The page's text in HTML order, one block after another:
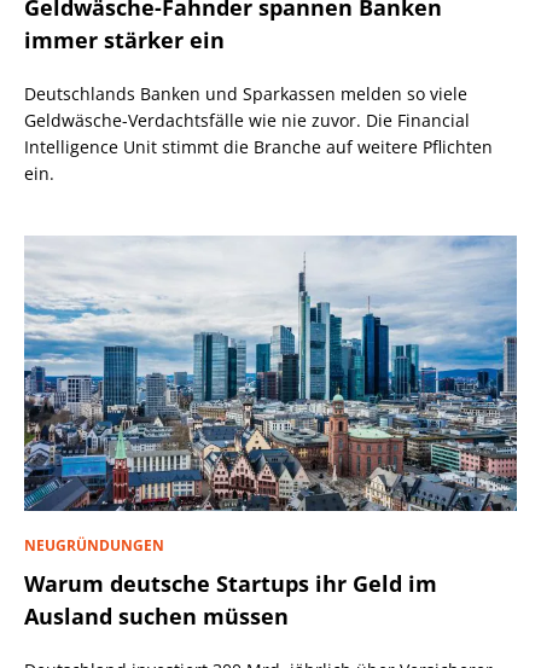
Geldwäsche-Fahnder spannen Banken
immer stärker ein
Deutschlands Banken und Sparkassen melden so viele
Geldwäsche-Verdachtsfälle wie nie zuvor. Die Financial
Intelligence Unit stimmt die Branche auf weitere Pflichten
ein.
NEUGRÜNDUNGEN
Warum deutsche Startups ihr Geld im
Ausland suchen müssen